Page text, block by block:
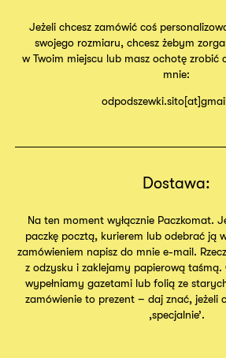
Jeżeli chcesz zamówić coś
swojego rozmiaru, chcesz żebym
w Twoim miejscu lub masz ochotę zrobić
mnie:
Dostawa:
Na ten moment wyłącznie Paczkomat.
paczkę pocztą, kurierem lub odebrać ją
zamówieniem napisz do mnie e-mail.
z odzysku i zaklejamy papierową taśmą.
wypełniamy gazetami lub folią ze
zamówienie to prezent – daj znać, jeżeli
,specjalnie’.